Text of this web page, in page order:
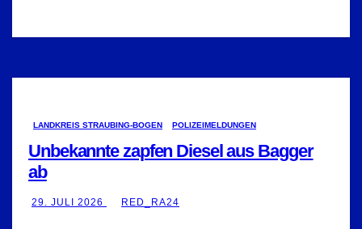
LANDKREIS STRAUBING-BOGEN POLIZEIMELDUNGEN
Unbekannte zapfen Diesel aus Bagger
ab
29. JULI 2026 RED_RA24